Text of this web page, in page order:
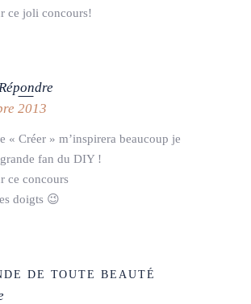
ce joli concours!
Répondre
2013
« Créer » m’inspirera beaucoup je
fan du DIY !
ce concours
doigts 😉
DE TOUTE BEAUTÉ